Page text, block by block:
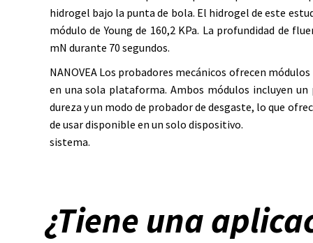
hidrogel bajo la punta de bola. El hidrogel de este
módulo de Young de 160,2 KPa. La profundidad de
mN durante 70 segundos.
NANOVEA Los probadores mecánicos ofrecen
en una sola plataforma. Ambos módulos incluyen un
dureza y un modo de probador de desgaste, lo que
de usar disponible en un solo dispositivo.
sistema.
¿Tiene una